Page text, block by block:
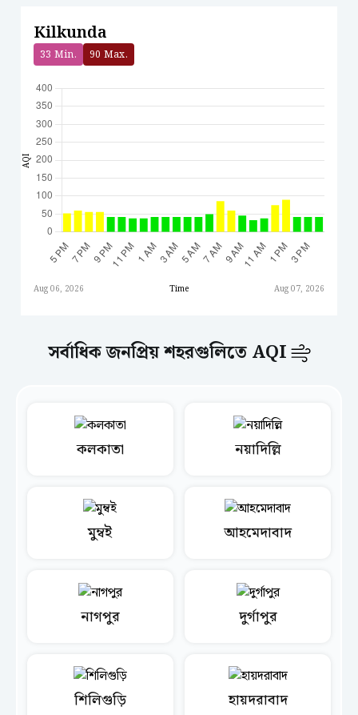
Kilkunda
33 Min. 90 Max.
AQI
Aug 06, 2026 Time Aug 07, 2026
সর্বাধিক জনপ্রিয় শহরগুলিতে AQI
কলকাতা নয়াদিল্লি
মুম্বই আহমেদাবাদ
নাগপুর দুর্গাপুর
শিলিগুড়ি হায়দরাবাদ